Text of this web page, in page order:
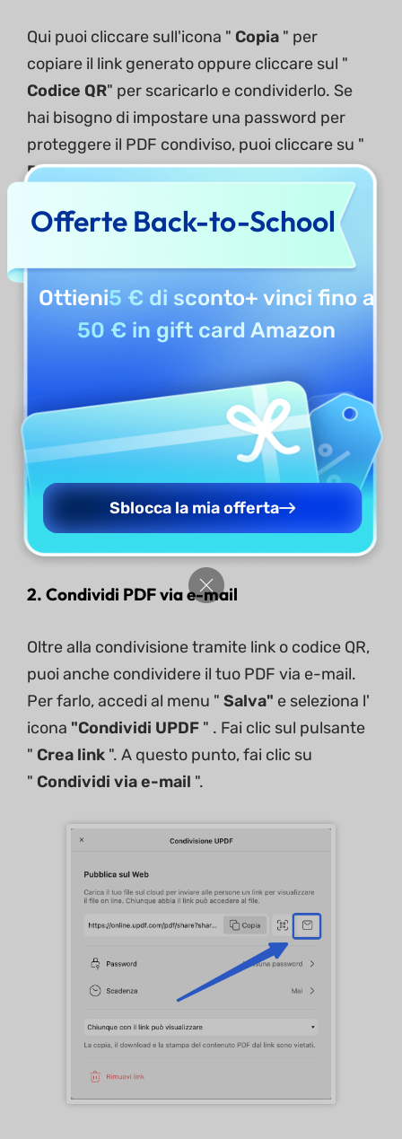
Qui puoi cliccare sull'icona " Copia " per
copiare il link generato oppure cliccare sul "
Codice QR" per scaricarlo e condividerlo. Se
hai bisogno di impostare una password per
proteggere il PDF condiviso, puoi cliccare su "
Password" per inserirla. Puoi anche
impostare la data di scadenza per questo PDF
condiviso cliccando sull'icona " Scadenza ".
2. Condividi PDF via e-mail
Oltre alla condivisione tramite link o codice QR,
puoi anche condividere il tuo PDF via e-mail.
Per farlo, accedi al menu " Salva" e seleziona l'
icona "Condividi UPDF " . Fai clic sul pulsante
" Crea link ". A questo punto, fai clic su
" Condividi via e-mail ".
Offerte Back-to-School
Ottieni5 € di sconto+ vinci fino a
50 € in gift card Amazon
Sblocca la mia offerta